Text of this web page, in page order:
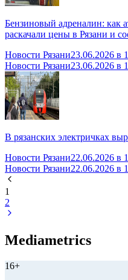
Бензиновый адреналин: как
раскачали цены в Рязани и
Новости Рязани23.06.2026 в
Новости Рязани23.06.2026 в
В рязанских электричках
Новости Рязани22.06.2026 в
Новости Рязани22.06.2026 в
1
2
Mediametrics
16+